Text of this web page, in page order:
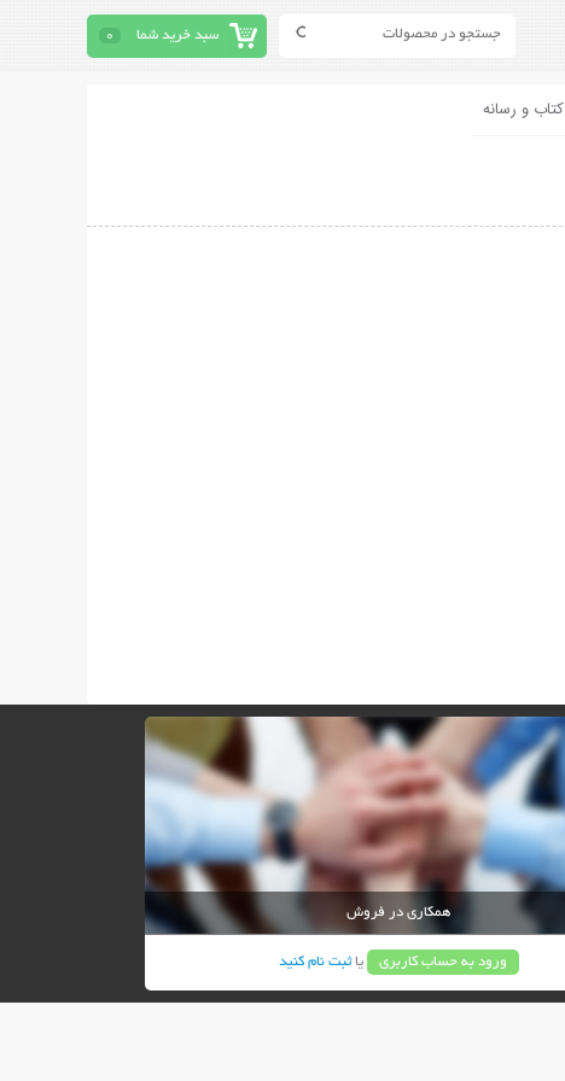
سبد خرید شما 0
کتاب و رسانه
همکاری در فروش
ورود به حساب کاربری یاثبت نام کنید